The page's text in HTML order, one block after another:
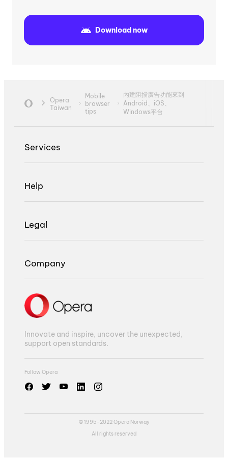
Download now
Opera
Taiwan
Mobile
browser
tips
內建阻擋廣告功能來到
Android、iOS、
Windows平台
Services
Help
Legal
Company
Innovate and inspire, uncover the unexpected,
support open standards.
Follow Opera
© 1995-2022 Opera Norway
All rights reserved